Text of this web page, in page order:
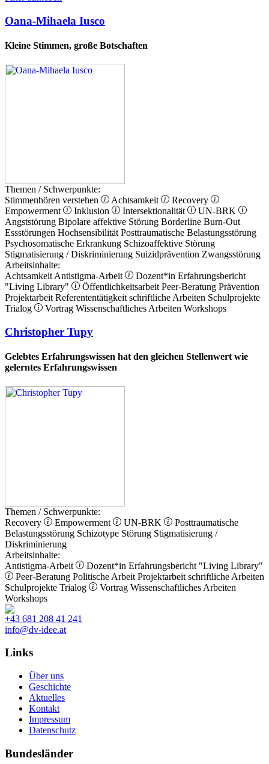
Oana-Mihaela Iusco
Kleine Stimmen, große Botschaften
Themen / Schwerpunkte:
Stimmenhören verstehen
Achtsamkeit
Recovery
Empowerment
Inklusion Intersektionalität
UN-BRK
Angststörung Bipolare affektive Störung Borderline Burn-Out
Essstörungen Hochsensibilität Posttraumatische Belastungsstörung
Psychosomatische Erkrankung Schizoaffektive Störung
Stigmatisierung / Diskriminierung Suizidprävention Zwangsstörung
Arbeitsinhalte:
Achtsamkeit Antistigma-Arbeit Dozent*in Erfahrungsbericht
"Living Library"
Öffentlichkeitsarbeit Peer-Beratung Prävention
Projektarbeit Referententätigkeit schriftliche Arbeiten Schulprojekte
Trialog
Vortrag Wissenschaftliches Arbeiten Workshops
Christopher Tupy
Gelebtes Erfahrungswissen hat den gleichen Stellenwert wie
gelerntes Erfahrungswissen
Themen / Schwerpunkte:
Recovery
Empowerment UN-BRK
Posttraumatische
Belastungsstörung Schizotype Störung Stigmatisierung /
Diskriminierung
Arbeitsinhalte:
Antistigma-Arbeit
Dozent*in Erfahrungsbericht "Living Library"
Peer-Beratung Politische Arbeit Projektarbeit schriftliche Arbeiten
Schulprojekte Trialog Vortrag Wissenschaftliches Arbeiten
Workshops
+43 681 208 41 241
info@dv-idee.at
Links
Über uns
Geschichte
Aktuelles
Kontakt
Impressum
Datenschutz
Bundesländer